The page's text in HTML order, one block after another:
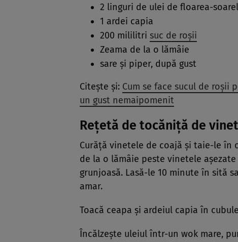
2 linguri de ulei de floarea-
1 ardei capia
200 mililitri suc de roșii
Zeama de la o lămâie
sare și piper, după gust
Citește și: Cum se face sucul de roșii
un gust nemaipomenit
Rețetă de tocăniță de
Curăță vinetele de coajă și taie-le în
de la o lămâie peste vinetele
grunjoasă. Lasă-le 10 minute în sită
amar.
Toacă ceapa și ardeiul capia în
Încălzește uleiul într-un wok mare,